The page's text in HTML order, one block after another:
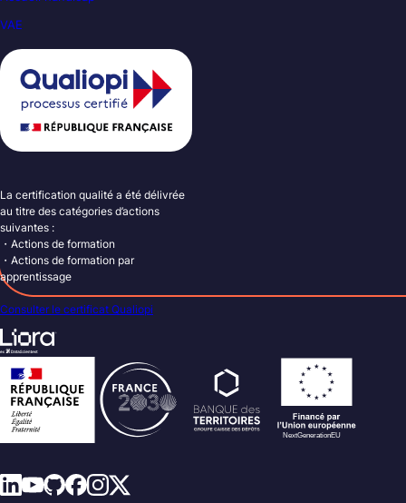
VAE
La certification qualité a été délivrée
au titre des catégories d’actions
suivantes :
・Actions de formation
・Actions de formation par
apprentissage
Consulter le certificat Qualiopi